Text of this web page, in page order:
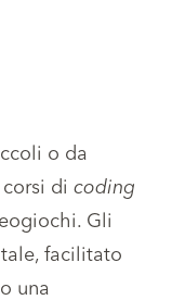
o da
di coding
Gli
facilitato
una